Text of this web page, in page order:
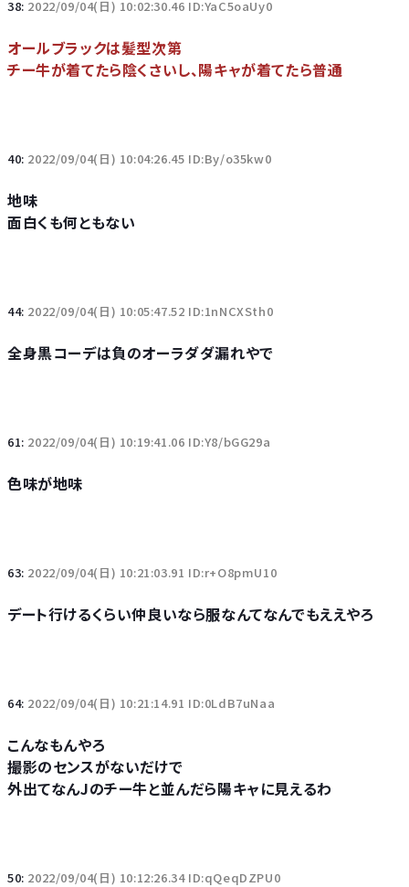
38: 2022/09/04(日) 10:02:30.46 ID:YaC5oaUy0
オールブラックは髪型次第
チー牛が着てたら陰くさいし、陽キャが着てたら普通
40: 2022/09/04(日) 10:04:26.45 ID:By/o35kw0
地味
面白くも何ともない
44: 2022/09/04(日) 10:05:47.52 ID:1nNCXSth0
全身黒コーデは負のオーラダダ漏れやで
61: 2022/09/04(日) 10:19:41.06 ID:Y8/bGG29a
色味が地味
63: 2022/09/04(日) 10:21:03.91 ID:r+O8pmU10
デート行けるくらい仲良いなら服なんてなんでもええやろ
64: 2022/09/04(日) 10:21:14.91 ID:0LdB7uNaa
こんなもんやろ
撮影のセンスがないだけで
外出てなんJのチー牛と並んだら陽キャに見えるわ
50: 2022/09/04(日) 10:12:26.34 ID:qQeqDZPU0